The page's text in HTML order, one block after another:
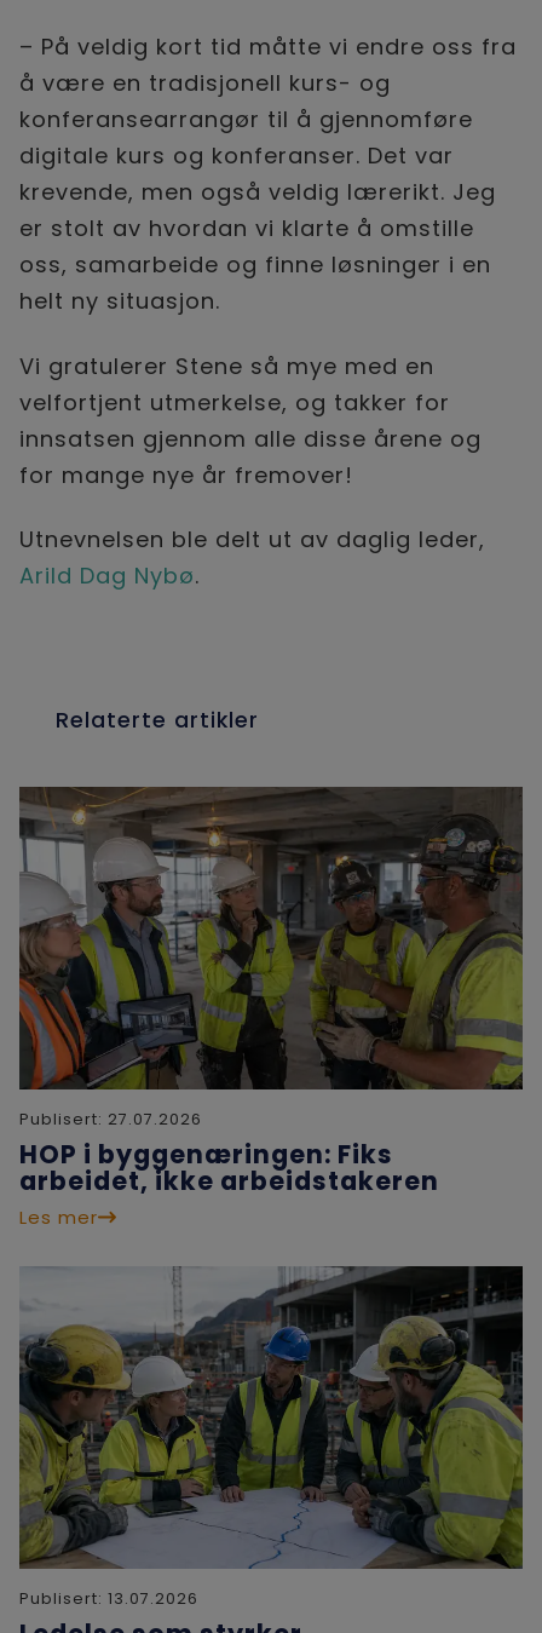
– På veldig kort tid måtte vi endre oss fra
å være en tradisjonell kurs- og
konferansearrangør til å gjennomføre
digitale kurs og konferanser. Det var
krevende, men også veldig lærerikt. Jeg
er stolt av hvordan vi klarte å omstille
oss, samarbeide og finne løsninger i en
helt ny situasjon.
Vi gratulerer Stene så mye med en
velfortjent utmerkelse, og takker for
innsatsen gjennom alle disse årene og
for mange nye år fremover!
Utnevnelsen ble delt ut av daglig leder,
Arild Dag Nybø.
Relaterte artikler
Publisert: 27.07.2026
HOP i byggenæringen: Fiks
arbeidet, ikke arbeidstakeren
Les mer
Publisert: 13.07.2026